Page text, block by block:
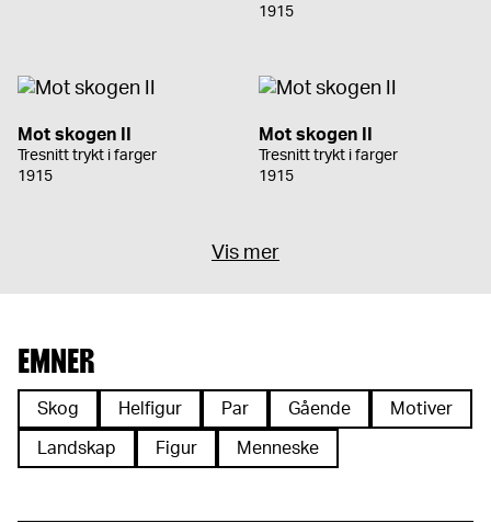
1915
Mot skogen II
Tresnitt trykt i farger
1915
Mot skogen II
Tresnitt trykt i farger
1915
Vis mer
EMNER
Skog Helfigur Par Gående Motiver
Landskap Figur Menneske